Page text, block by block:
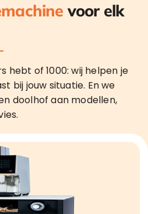
voor elk
hebt of 1000: wij helpen je
bij jouw situatie. En we
doolhof aan modellen,